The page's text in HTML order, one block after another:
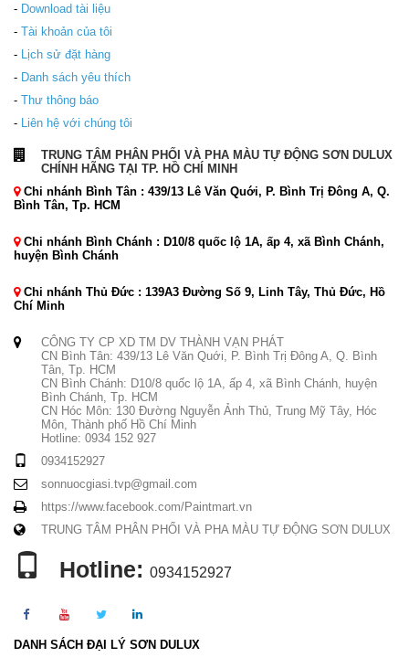
- Download tài liệu
- Tài khoản của tôi
- Lịch sử đặt hàng
- Danh sách yêu thích
- Thư thông báo
- Liên hệ với chúng tôi
TRUNG TÂM PHÂN PHỐI VÀ PHA MÀU TỰ ĐỘNG SƠN DULUX
CHÍNH HÃNG TẠI TP. HỒ CHÍ MINH
Chi nhánh Bình Tân : 439/13 Lê Văn Quới, P. Bình Trị Đông A, Q.
Bình Tân, Tp. HCM
Chi nhánh Bình Chánh : D10/8 quốc lộ 1A, ấp 4, xã Bình Chánh,
huyện Bình Chánh
Chi nhánh Thủ Đức : 139A3 Đường Số 9, Linh Tây, Thủ Đức, Hồ
Chí Minh
CÔNG TY CP XD TM DV THÀNH VẠN PHÁT
CN Bình Tân: 439/13 Lê Văn Quới, P. Bình Trị Đông A, Q. Bình
Tân, Tp. HCM
CN Bình Chánh: D10/8 quốc lộ 1A, ấp 4, xã Bình Chánh, huyện
Bình Chánh, Tp. HCM
CN Hóc Môn: 130 Đường Nguyễn Ảnh Thủ, Trung Mỹ Tây, Hóc
Môn, Thành phố Hồ Chí Minh
Hotline: 0934 152 927
0934152927
sonnuocgiasi.tvp@gmail.com
https://www.facebook.com/Paintmart.vn
TRUNG TÂM PHÂN PHỐI VÀ PHA MÀU TỰ ĐỘNG SƠN DULUX
Hotline: 0934152927
DANH SÁCH ĐẠI LÝ SƠN DULUX